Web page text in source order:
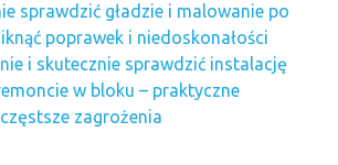
sprawdzić gładzie i malowanie po
poprawek i niedoskonałości
i skutecznie sprawdzić instalację
w bloku – praktyczne
zagrożenia